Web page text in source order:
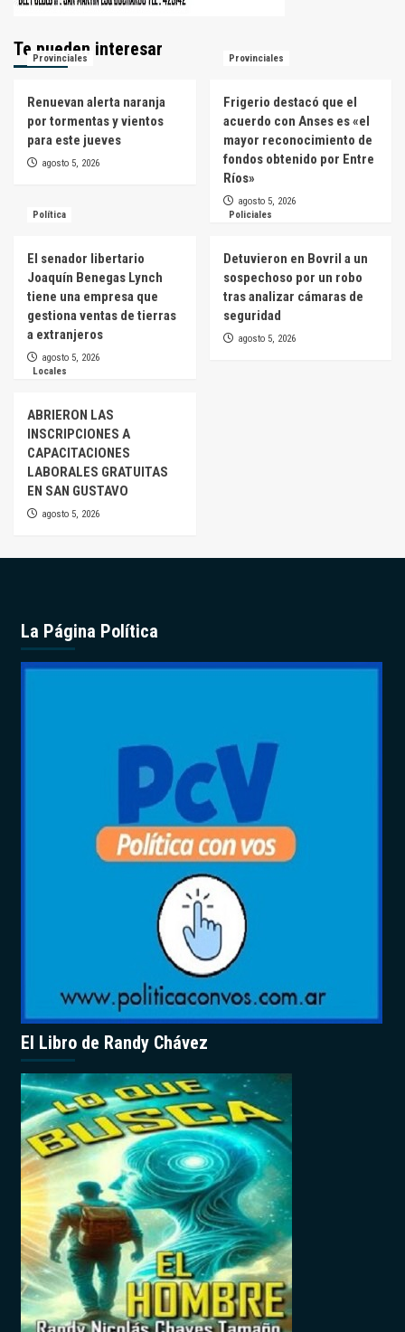
Te pueden interesar
Provinciales
Renuevan alerta naranja
por tormentas y vientos
para este jueves
agosto 5, 2026
Provinciales
Frigerio destacó que el
acuerdo con Anses es «el
mayor reconocimiento de
fondos obtenido por Entre
Ríos»
agosto 5, 2026
Política
El senador libertario
Joaquín Benegas Lynch
tiene una empresa que
gestiona ventas de tierras
a extranjeros
agosto 5, 2026
Policiales
Detuvieron en Bovril a un
sospechoso por un robo
tras analizar cámaras de
seguridad
agosto 5, 2026
Locales
ABRIERON LAS
INSCRIPCIONES A
CAPACITACIONES
LABORALES GRATUITAS
EN SAN GUSTAVO
agosto 5, 2026
La Página Política
El Libro de Randy Chávez